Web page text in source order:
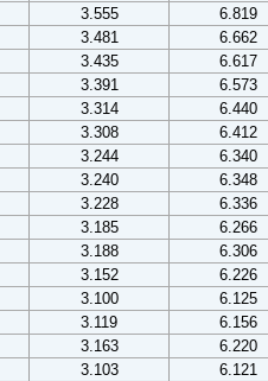
3.555
6.819
3.481
6.662
3.435
6.617
3.391
6.573
3.314
6.440
3.308
6.412
3.244
6.340
3.240
6.348
3.228
6.336
3.185
6.266
3.188
6.306
3.152
6.226
3.100
6.125
3.119
6.156
3.163
6.220
3.103
6.121